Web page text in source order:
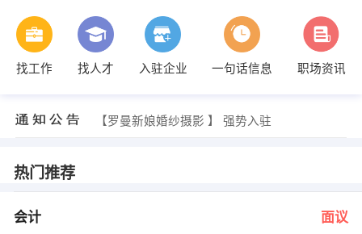
找工作 找人才 入驻企业 一句话信息
职场资讯
【罗曼新娘婚纱摄影 】 强势入驻
热门推荐
会计 面议